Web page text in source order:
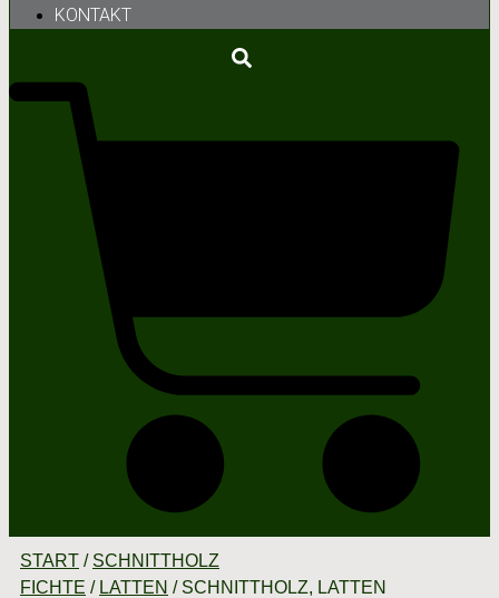
KONTAKT
START / SCHNITTHOLZ
FICHTE / LATTEN / SCHNITTHOLZ, LATTEN